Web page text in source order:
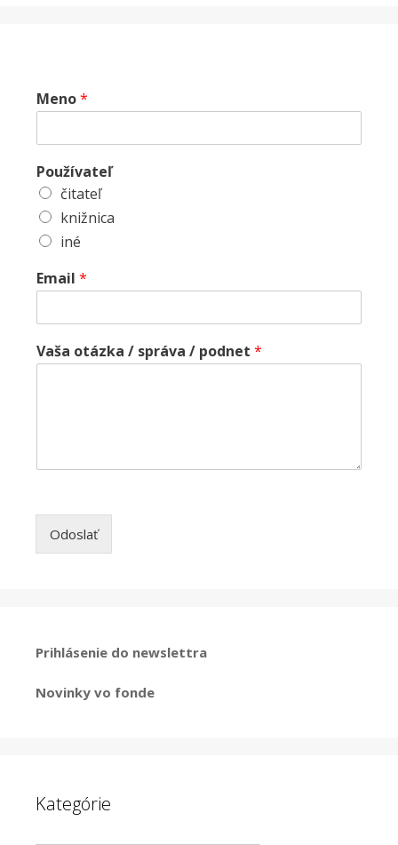
Meno*
Používateľ
čitateľ
knižnica
iné
Email *
Vaša otázka / správa / podnet *
Odoslať
Prihlásenie do newslettra
Novinky vo fonde
Kategórie